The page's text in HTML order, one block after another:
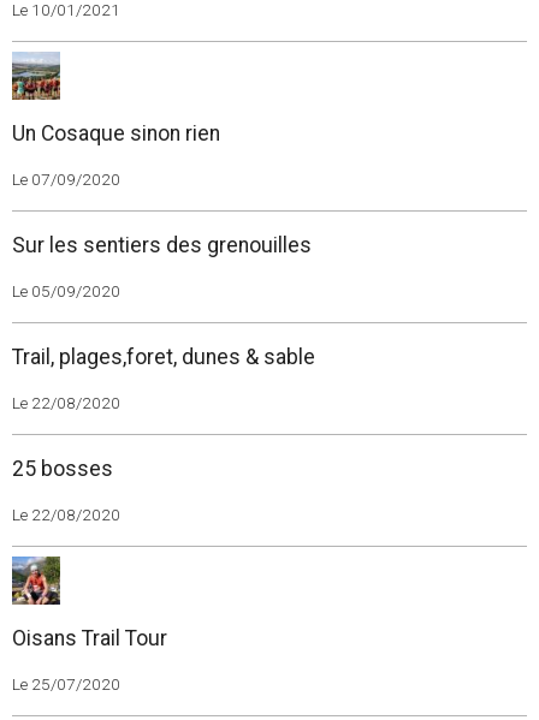
Le 10/01/2021
Un Cosaque sinon rien
Le 07/09/2020
Sur les sentiers des grenouilles
Le 05/09/2020
Trail, plages,foret, dunes & sable
Le 22/08/2020
25 bosses
Le 22/08/2020
Oisans Trail Tour
Le 25/07/2020